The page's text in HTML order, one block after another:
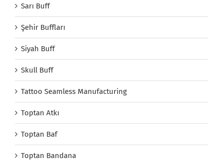
Sarı Buff
Şehir Buffları
Siyah Buff
Skull Buff
Tattoo Seamless Manufacturing
Toptan Atkı
Toptan Baf
Toptan Bandana